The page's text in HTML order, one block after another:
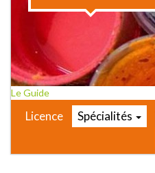
Le Guide
Licence Spécialités